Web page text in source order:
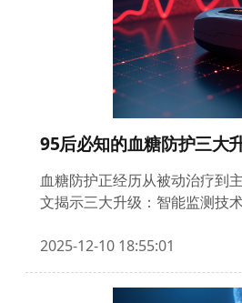
95后必知的血糖防护三大
血糖防护正经历从被动治疗到
文揭示三大升级：智能监测技
行为干预重塑习惯体系。通过
案，助95后构建“未来健康银行
2025-12-10 18:55:01